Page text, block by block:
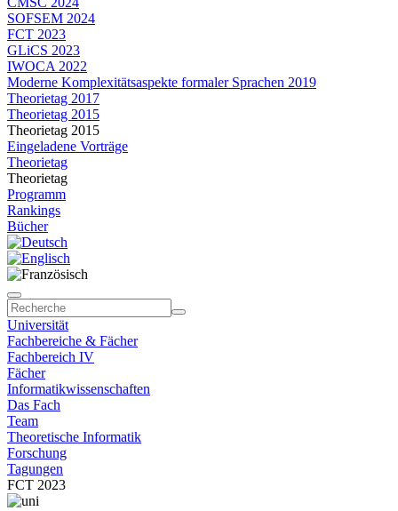
SOFSEM 2024
FCT 2023
GLiCS 2023
IWOCA 2022
Moderne Komplexitätsaspekte formaler Sprachen 2019
Theorietag 2017
Theorietag 2015
Theorietag 2015
Eingeladene Vorträge
Theorietag
Theorietag
Programm
Rankings
Bücher
Universität
Fachbereiche & Fächer
Fachbereich IV
Fächer
Informatikwissenschaften
Das Fach
Team
Theoretische Informatik
Forschung
Tagungen
FCT 2023